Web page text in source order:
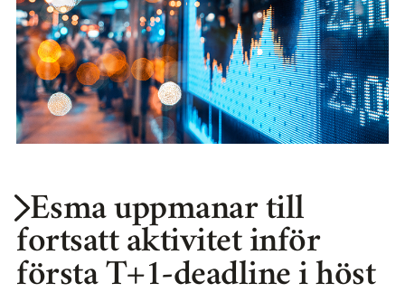
Esma uppmanar till
fortsatt aktivitet inför
första T+1-deadline i höst